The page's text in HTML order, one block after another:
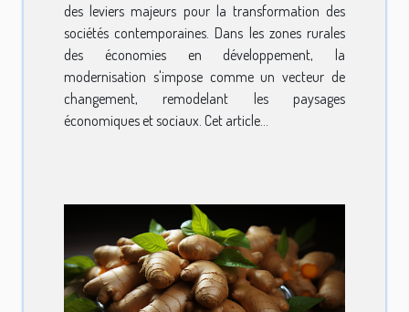
des leviers majeurs pour la transformation des
sociétés contemporaines. Dans les zones rurales
des économies en développement, la
modernisation s'impose comme un vecteur de
changement, remodelant les paysages
économiques et sociaux. Cet article...